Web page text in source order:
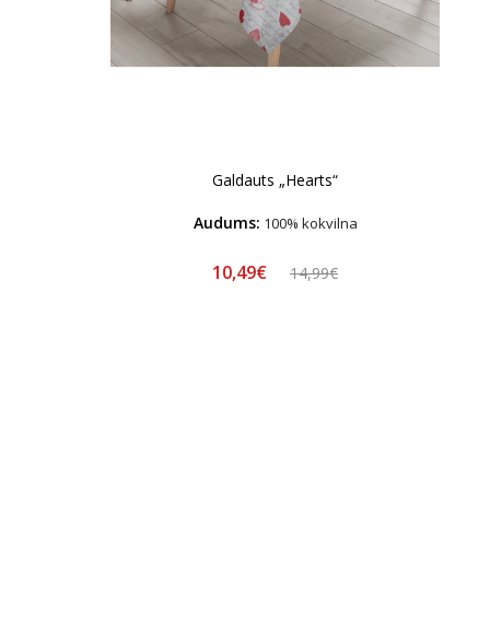
Galdauts „Hearts“
Audums: 100% kokvilna
10,49€ 14,99€